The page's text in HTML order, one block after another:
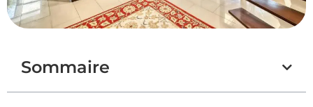
Sommaire